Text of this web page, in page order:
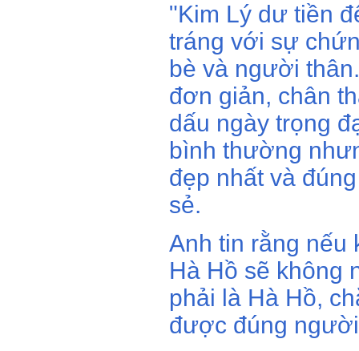
"Kim Lý dư tiền
tráng với sự
bè và người
đơn giản, chân
dấu ngày trọng
bình thường
đẹp nhất và
sẻ.
Anh tin rằng nếu
Hà Hồ sẽ không
phải là Hà Hồ,
được đúng